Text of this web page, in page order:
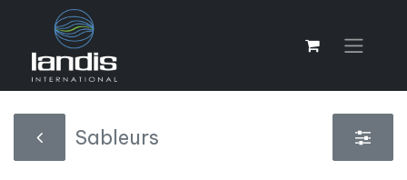
Sableurs